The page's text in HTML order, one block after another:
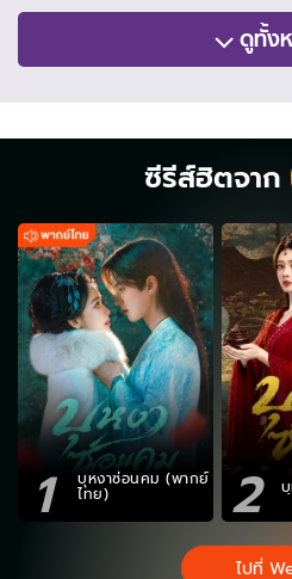
ดูทั้ง
ซีรีส์ฮิตจาก
1 บุหงาซ่อนคม (พากย์
ไทย) 2
ไปที่